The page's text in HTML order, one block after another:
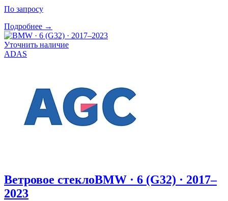
По запросу
Подробнее →
Уточнить наличие
ADAS
Ветровое стеклоBMW · 6 (G32) · 2017–
2023